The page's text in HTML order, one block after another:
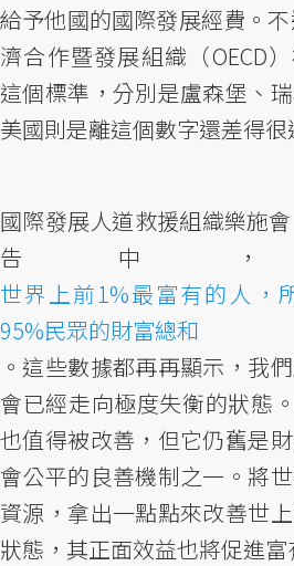
給予他國的國際發展經費。
濟合作暨發展組織（OECD
這個標準，分別是盧森堡、
美國則是離這個數字還差得很
國際發展人道救援組織樂施
告中
世界上前1%最富有的人，
95%民眾的財富總和
。這些數據都再再顯示，我
會已經走向極度失衡的狀態
也值得被改善，但它仍舊是
會公平的良善機制之一。將
資源，拿出一點點來改善世
狀態，其正面效益也將促進富